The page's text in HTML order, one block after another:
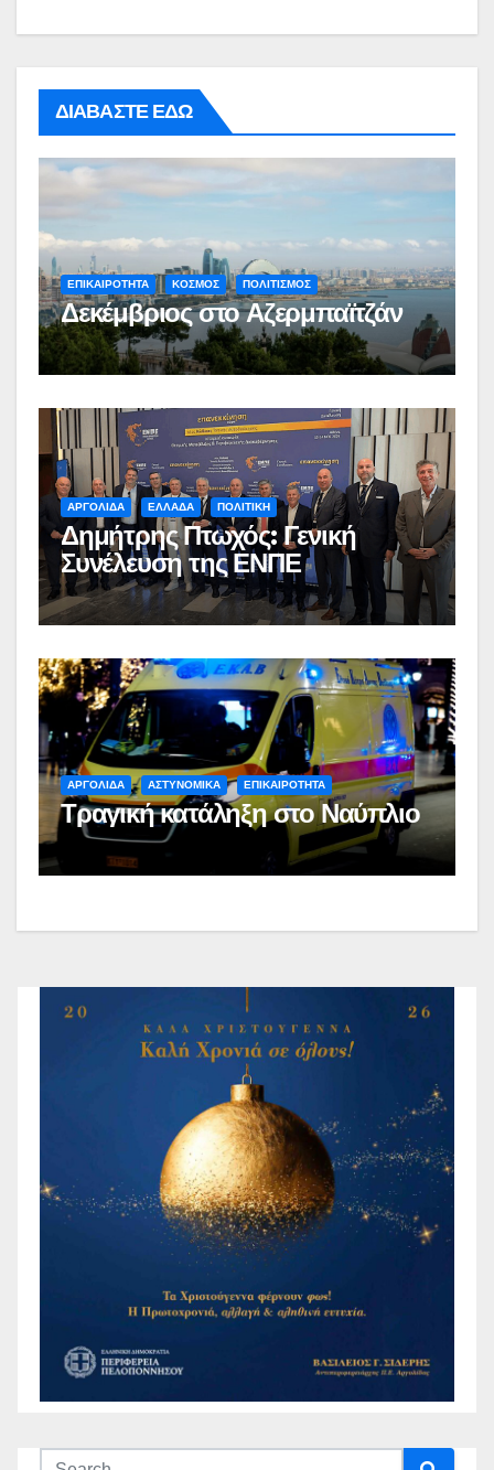
ΔΙΑΒΑΣΤΕ ΕΔΩ
ΕΠΙΚΑΙΡΟΤΗΤΑ ΚΟΣΜΟΣ ΠΟΛΙΤΙΣΜΟΣ
Δεκέμβριος στο Αζερμπαϊτζάν
ΑΡΓΟΛΙΔΑ ΕΛΛΑΔΑ ΠΟΛΙΤΙΚΗ
Δημήτρης Πτωχός: Γενική
Συνέλευση της ΕΝΠΕ
ΑΡΓΟΛΙΔΑ ΑΣΤΥΝΟΜΙΚΑ ΕΠΙΚΑΙΡΟΤΗΤΑ
Τραγική κατάληξη στο Ναύπλιο